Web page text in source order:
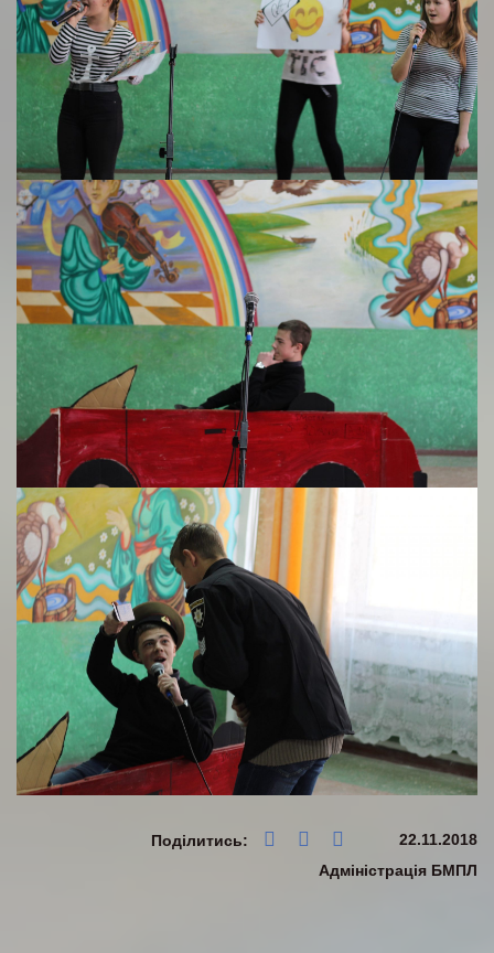
Поділитись:
22.11.2018
Адміністрація БМПЛ